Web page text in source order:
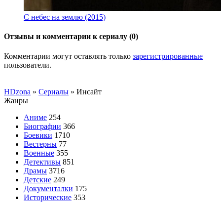
С небес на землю (2015)
Отзывы и комментарии к сериалу (0)
Комментарии могут оставлять только зарегистрированные
пользователи.
HDzona » Сериалы » Инсайт
Жанры
Аниме 254
Биографии 366
Боевики 1710
Вестерны 77
Военные 355
Детективы 851
Драмы 3716
Детские 249
Документалки 175
Исторические 353